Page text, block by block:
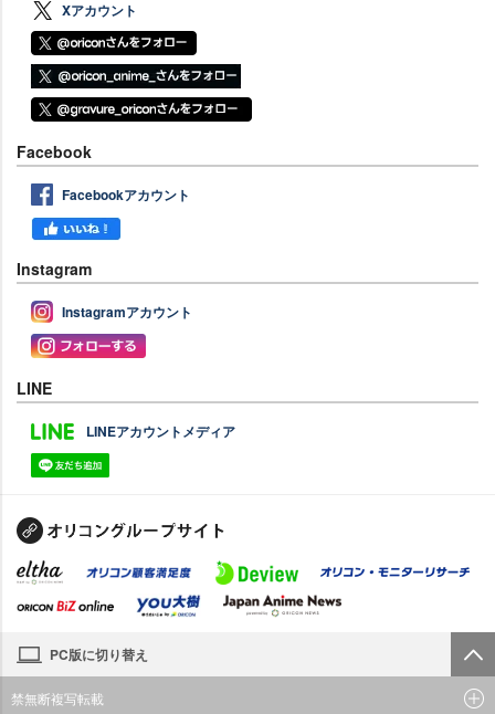
Xアカウント
Facebook
Facebookアカウント
Instagram
Instagramアカウント
LINE
LINEアカウントメディア
PC版に切り替え
禁無断複写転載